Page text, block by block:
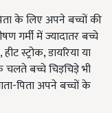
के लिए अपने बच्चों की
गर्मी में ज्यादातर बच्चे
स्ट्रोक, डायरिया या
बच्चे चिड़चिड़े भी
पिता अपने बच्चों के